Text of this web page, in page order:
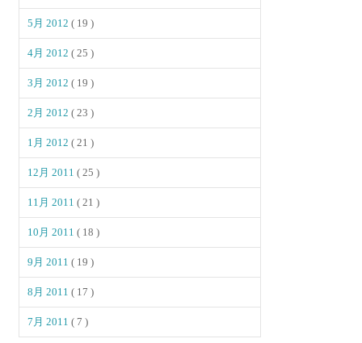
5月 2012( 19 )
4月 2012( 25 )
3月 2012( 19 )
2月 2012( 23 )
1月 2012( 21 )
12月 2011( 25 )
11月 2011( 21 )
10月 2011( 18 )
9月 2011( 19 )
8月 2011( 17 )
7月 2011( 7 )